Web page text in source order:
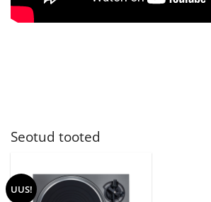
Seotud tooted
UUS!